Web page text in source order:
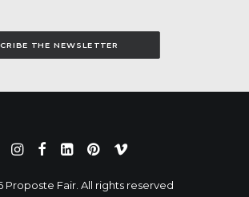
THE NEWSLETTER
Proposte Fair. All rights reserved